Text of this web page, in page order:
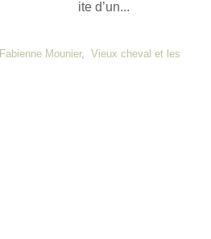
ite d’un...
Fabienne Mounier, Vieux cheval et les